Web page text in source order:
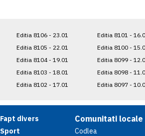
Editia 8106 - 23.01
Editia 8105 - 22.01
Editia 8104 - 19.01
Editia 8103 - 18.01
Editia 8102 - 17.01
Editia 8101 -
Editia 8100 -
Editia 8099 -
Editia 8098 -
Editia 8097 -
Fapt divers
Sport
Comunitati locale
Codlea